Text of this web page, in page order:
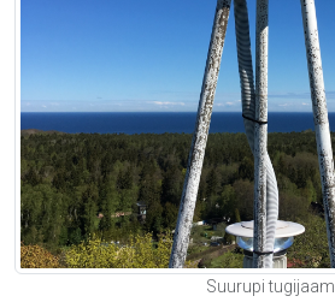
Suurupi tugijaam